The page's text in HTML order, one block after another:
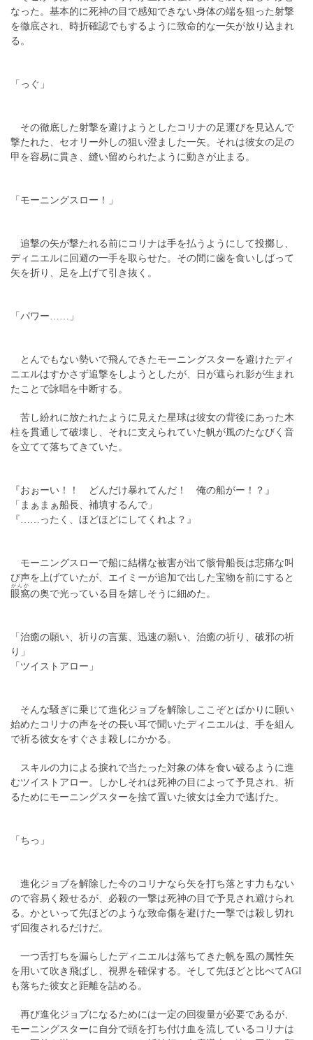
なった。基本的に死神の目で感知できない身体の端を狙った射撃
を徹底され、時折確認でもするように致命的な一矢が放り込まれ
る。
「っぐ」
その徹底した射撃を避けようとしたコリナの足運びを見込んで
撃たれた、セオリー外しの狙い澄ました一矢。それは彼女の足の
甲を容易に貫き、縫い留められたように動きが止まる。
「モーニングスロー！」
追撃の矢が撃たれる前にコリナは手を払うようにして投擲し、
ディニエルに回避の一手を取らせた。その間に歯を食いしばって
矢を折り、足を上げて引き抜く。
「パワー……」
とんでもない勢いで飛んできたモーニングスターを避けたディ
ニエルはすかさず追撃をしようとしたが、日が遮られ影が生まれ
たことで詠唱を中断する。
苦し紛れに放たれたように見えた星球は彼女の背後にあった木
柱を貫通して破壊し、それに支えられていた帆が風のたなびく音
を立てて落ちてきていた。
『おぉーい！！ どんだけ暴れてんだ！ 俺の船がー！？』
「まぁまぁ船長、補填するんで」
『……ったく、ほどほどにしてくれよ？』
モーニングスローで船に結構な被害が出て骸骨船長は悲痛な叫
び声を上げていたが、エイミーが追加で出した宝物を前にすると
眼窩
がんか
の奥で光っている目を嬉しそうに細めた。
「治癒の願い、祈りの言葉、迅速の願い、治癒の祈り、破邪の祈
り」
「ツイストアロー」
そんな騒ぎに乗じて進化ジョブを解除しここぞとばかりに願い
始めたコリナの声をその長い耳で聞いたディニエルは、手を組ん
で祈る彼女をすぐさま殺しにかかる。
スキルの力による捩れで当たった対象の体を食い破るように進
むツイストアロー。しかしそれは死神の目によって予見され、祈
るためにモーニングスターを捨て置いた彼女は全力で逃げた。
「ちっ」
進化ジョブを解除した今のコリナなら矢を打ち落とす力もない
ので容易く殺せるが、必殺の一撃は死神の目で予見され避けられ
る。かといって先ほどのような致命傷を避けた一撃では殺し切れ
ず回復されるだけだ。
一つ舌打ちを漏らしたディニエルは落ちてきた帆を風の属性矢
を用いて吹き飛ばし、視界を確保する。そして先ほどと比べてAGI
も落ちた彼女と距離を詰める。
再び進化ジョブになるためには一定の回復量が必要であるが、
モーニングスターに自分で頭を打ち付け血を流しているコリナは